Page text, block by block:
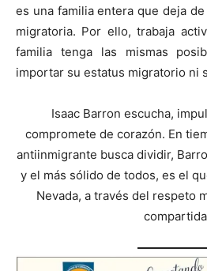
es una familia entera que deja
migratoria. Por ello, trabaja
familia tenga las mismas
importar su estatus migratorio ni
Isaac Barron escucha,
compromete de corazón. En
antiinmigrante busca dividir,
y el más sólido de todos, es el
Nevada, a través del respeto